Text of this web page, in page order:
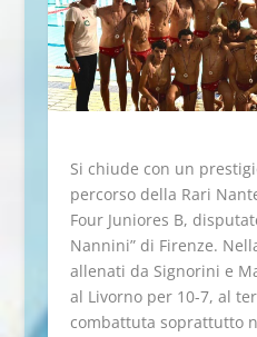
Si chiude con un
percorso della Rari
Four Juniores B,
Nannini” di Firenze.
allenati da Signorini e
al Livorno per 10-7, al
combattuta soprattutto